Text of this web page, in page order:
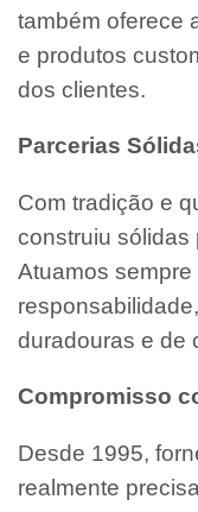
também oferece
e produtos
dos clientes.
Parcerias
Com tradição e
construiu sólidas
Atuamos
duradouras e de
Compromisso
Desde 1995,
realmente